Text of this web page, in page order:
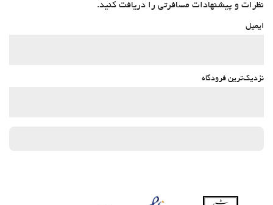
نظرات و پیشنهادات مسافرتی را دریافت کنید.
ایمیل
نزدیک‌ترین فرودگاه